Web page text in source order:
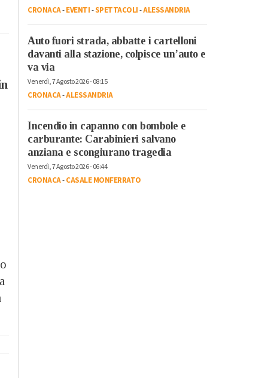
CRONACA-EVENTI-SPETTACOLI-ALESSANDRIA
Auto fuori strada, abbatte i cartelloni
davanti alla stazione, colpisce un’auto e
va via
Venerdì, 7 Agosto 2026 - 08:15
CRONACA-ALESSANDRIA
Incendio in capanno con bombole e
carburante: Carabinieri salvano
anziana e scongiurano tragedia
Venerdì, 7 Agosto 2026 - 06:44
CRONACA-CASALE MONFERRATO